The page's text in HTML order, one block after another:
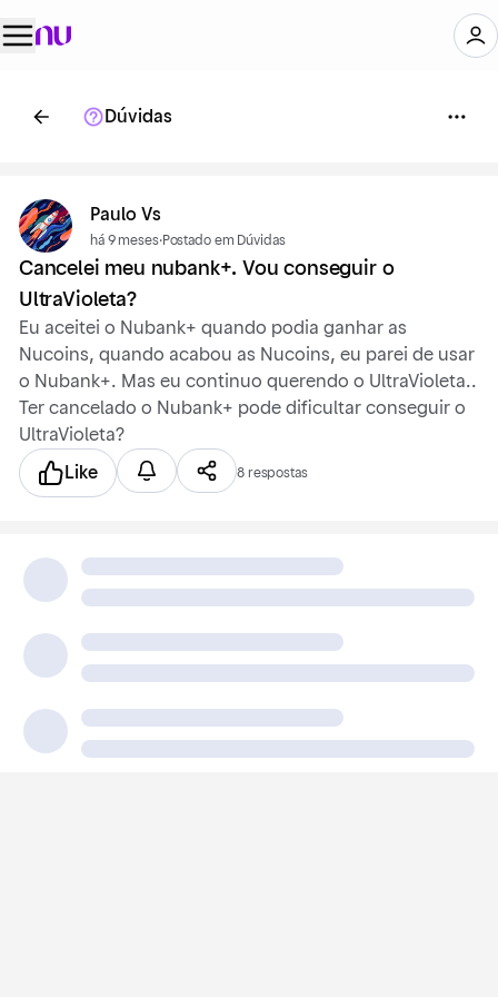
Dúvidas
Paulo Vs
há 9 meses·Postado em Dúvidas
Cancelei meu nubank+. Vou conseguir o
UltraVioleta?
Eu aceitei o Nubank+ quando podia ganhar as
Nucoins, quando acabou as Nucoins, eu parei de usar
o Nubank+. Mas eu continuo querendo o UltraVioleta..
Ter cancelado o Nubank+ pode dificultar conseguir o
UltraVioleta?
Like 8 respostas